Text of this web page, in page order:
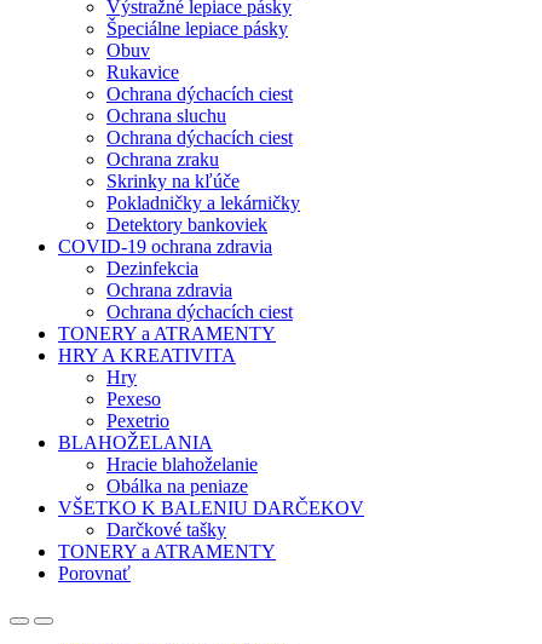
Výstražné lepiace pásky
Špeciálne lepiace pásky
Obuv
Rukavice
Ochrana dýchacích ciest
Ochrana sluchu
Ochrana dýchacích ciest
Ochrana zraku
Skrinky na kľúče
Pokladničky a lekárničky
Detektory bankoviek
COVID-19 ochrana zdravia
Dezinfekcia
Ochrana zdravia
Ochrana dýchacích ciest
TONERY a ATRAMENTY
HRY A KREATIVITA
Hry
Pexeso
Pexetrio
BLAHOŽELANIA
Hracie blahoželanie
Obálka na peniaze
VŠETKO K BALENIU DARČEKOV
Darčkové tašky
TONERY a ATRAMENTY
Porovnať
OpenClose